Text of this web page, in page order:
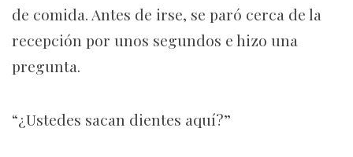
de comida. Antes de irse, se paró cerca de la
recepción por unos segundos e hizo una
pregunta.
“¿Ustedes sacan dientes aquí?”